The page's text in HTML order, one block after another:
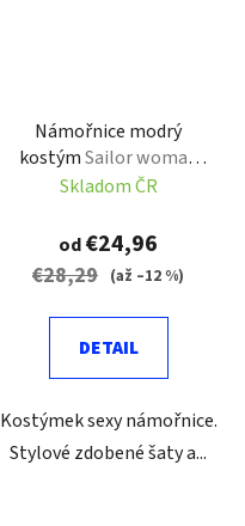
Námořnice modrý
kostýmSailor woman
costume
Skladom ČR
od€24,96
€28,29 (až –12 %)
DETAIL
Kostýmek sexy námořnice.
Stylové zdobené šaty a...